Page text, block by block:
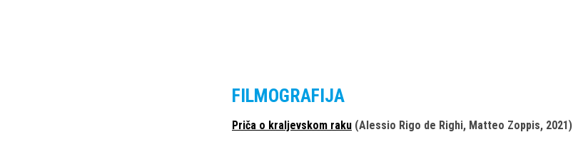
FILMOGRAFIJA
Priča o kraljevskom raku (Alessio Rigo de Righi, Matteo Zoppis, 2021)